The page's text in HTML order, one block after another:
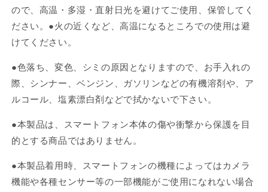
ので、高温・多湿・直射日光を避けてご使用、保管してく
ださい。●火の近くなど、高温になるところでの使用は避
けてください。
●色落ち、変色、シミの原因となりますので、お手入れの
際、シンナー、ベンジン、ガソリンなどの有機溶剤や、ア
ルコール、塩素漂白剤などで拭かないで下さい。
●本製品は、スマートフォン本体の傷や衝撃から保護を目
的とする商品ではありません。
●本製品着用時、スマートフォンの機種によってはカメラ
機能や各種センサー等の一部機能がご使用になれない場合